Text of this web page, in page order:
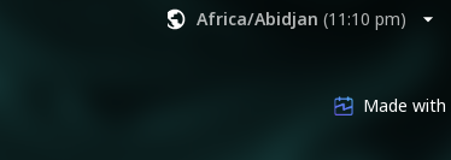
Africa/Abidjan (11:10 pm)
Made with